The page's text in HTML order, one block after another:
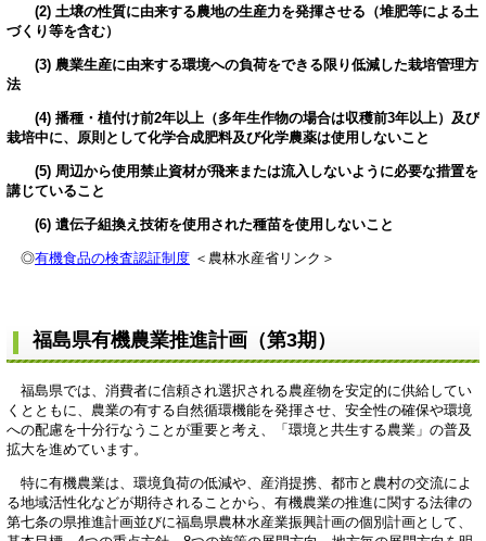
(2) 土壌の性質に由来する農地の生産力を発揮させる（堆肥等による土
づくり等を含む）
(3) 農業生産に由来する環境への負荷をできる限り低減した栽培管理方
法
(4) 播種・植付け前2年以上（多年生作物の場合は収穫前3年以上）及び
栽培中に、原則として化学合成肥料及び化学農薬は使用しないこと
(5) 周辺から使用禁止資材が飛来または流入しないように必要な措置を
講じていること
(6) 遺伝子組換え技術を使用された種苗を使用しないこと
◎有機食品の検査認証制度 ＜農林水産省リンク＞
福島県有機農業推進計画（第3期）
福島県では、消費者に信頼され選択される農産物を安定的に供給してい
くとともに、農業の有する自然循環機能を発揮させ、安全性の確保や環境
への配慮を十分行なうことが重要と考え、「環境と共生する農業」の普及
拡大を進めています。
特に有機農業は、環境負荷の低減や、産消提携、都市と農村の交流によ
る地域活性化などが期待されることから、有機農業の推進に関する法律の
第七条の県推進計画並びに福島県農林水産業振興計画の個別計画として、